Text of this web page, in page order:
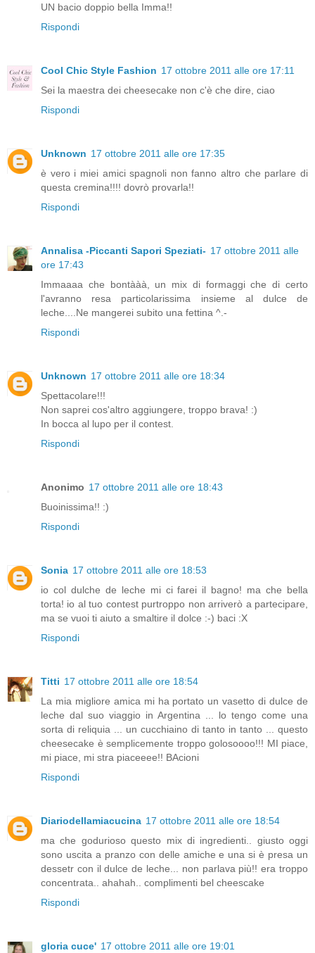
UN bacio doppio bella Imma!!
Rispondi
Cool Chic Style Fashion 17 ottobre 2011 alle ore 17:11
Sei la maestra dei cheesecake non c'è che dire, ciao
Rispondi
Unknown 17 ottobre 2011 alle ore 17:35
è vero i miei amici spagnoli non fanno altro che parlare di
questa cremina!!!! dovrò provarla!!
Rispondi
Annalisa -Piccanti Sapori Speziati- 17 ottobre 2011 alle
ore 17:43
Immaaaa che bontààà, un mix di formaggi che di certo
l'avranno resa particolarissima insieme al dulce de
leche....Ne mangerei subito una fettina ^.-
Rispondi
Unknown 17 ottobre 2011 alle ore 18:34
Spettacolare!!!
Non saprei cos'altro aggiungere, troppo brava! :)
In bocca al lupo per il contest.
Rispondi
Anonimo 17 ottobre 2011 alle ore 18:43
Buoinissima!! :)
Rispondi
Sonia 17 ottobre 2011 alle ore 18:53
io col dulche de leche mi ci farei il bagno! ma che bella
torta! io al tuo contest purtroppo non arriverò a partecipare,
ma se vuoi ti aiuto a smaltire il dolce :-) baci :X
Rispondi
Titti 17 ottobre 2011 alle ore 18:54
La mia migliore amica mi ha portato un vasetto di dulce de
leche dal suo viaggio in Argentina ... lo tengo come una
sorta di reliquia ... un cucchiaino di tanto in tanto ... questo
cheesecake è semplicemente troppo golosoooo!!! MI piace,
mi piace, mi stra piaceeee!! BAcioni
Rispondi
Diariodellamiacucina 17 ottobre 2011 alle ore 18:54
ma che godurioso questo mix di ingredienti.. giusto oggi
sono uscita a pranzo con delle amiche e una si è presa un
dessetr con il dulce de leche... non parlava più!! era troppo
concentrata.. ahahah.. complimenti bel cheescake
Rispondi
gloria cuce' 17 ottobre 2011 alle ore 19:01